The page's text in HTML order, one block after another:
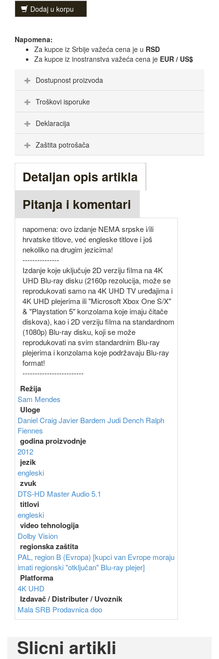
Dodaj u korpu
Napomena:
Za kupce iz Srbije važeća cena je u RSD
Za kupce iz inostranstva važeća cena je EUR / US$
Dostupnost proizvoda
Troškovi isporuke
Deklaracija
Zaštita potrošača
Detaljan opis artikla
Pitanja i komentari
napomena: ovo izdanje NEMA srpske i/ili
hrvatske titlove, već engleske titlove i još
nekoliko na drugim jezicima!
---------------
Izdanje koje uključuje 2D verziju filma na 4K
UHD Blu-ray disku (2160p rezolucija, može se
reprodukovati samo na 4K UHD TV uređajima i
4K UHD plejerima ili "Microsoft Xbox One S/X"
& "Playstation 5" konzolama koje imaju čitače
diskova), kao i 2D verziju filma na standardnom
(1080p) Blu-ray disku, koji se može
reprodukovati na svim standardnim Blu-ray
plejerima i konzolama koje podržavaju Blu-ray
format!
-------------------------
Režija
Sam Mendes
Uloge
Daniel CraigJavier Bardem Judi Dench Ralph
Fiennes
godina proizvodnje
2012
jezik
engleski
zvuk
DTS-HD Master Audio 5.1
titlovi
engleski
video tehnologija
Dolby Vision
regionska zaštita
PAL, region B (Evropa) [kupci van Evrope moraju
imati regionski "otključan" Blu-ray plejer]
Platforma
4K UHD
Izdavač / Distributer / Uvoznik
Mala SRB Prodavnica doo
Slicni artikli